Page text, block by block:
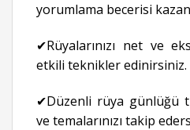
yorumlama becerisi
✔Rüyalarınızı net ve
etkili teknikler edinirsiniz.
✔Düzenli rüya günlüğü
ve temalarınızı takip